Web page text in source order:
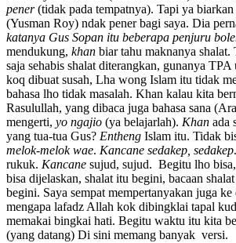
pener(tidak pada tempatnya). Tapi ya biarkan
(Yusman Roy) ndak pener bagi saya. Dia
katanya Gus Sopan itu beberapa penjuru
mendukung, khan biar tahu maknanya shalat.
saja sehabis shalat diterangkan, gunanya
koq dibuat susah, Lha wong Islam itu tidak
bahasa lho tidak masalah. Khan kalau kita
Rasulullah, yang dibaca juga bahasa sana
mengerti, yo ngajio (ya belajarlah). Khan ada
yang tua-tua Gus? Entheng Islam itu. Tidak
melok-melok wae. Kancane sedakep, sedakep.
rukuk. Kancane sujud, sujud. Begitu lho bisa,
bisa dijelaskan, shalat itu begini, bacaan
begini. Saya sempat mempertanyakan juga
mengapa lafadz Allah kok dibingklai tapal
memakai bingkai hati. Begitu waktu itu kita
(yang datang) Di sini memang banyak versi.